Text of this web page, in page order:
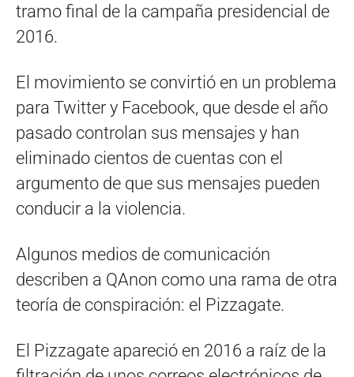
tramo final de la campaña presidencial de
2016.
El movimiento se convirtió en un problema
para Twitter y Facebook, que desde el año
pasado controlan sus mensajes y han
eliminado cientos de cuentas con el
argumento de que sus mensajes pueden
conducir a la violencia.
Algunos medios de comunicación
describen a QAnon como una rama de otra
teoría de conspiración: el Pizzagate.
El Pizzagate apareció en 2016 a raíz de la